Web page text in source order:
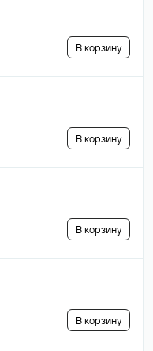
В корзину
В корзину
В корзину
В корзину